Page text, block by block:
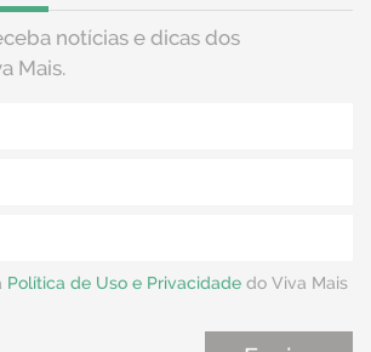
notícias e dicas dos
Mais.
Política de Uso e Privacidade do Viva Mais